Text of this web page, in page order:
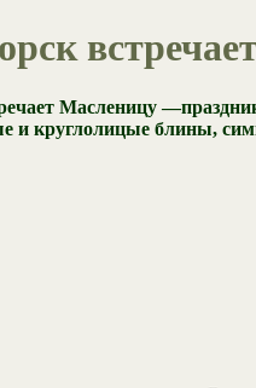
Масленицу
и круглолицые блины,